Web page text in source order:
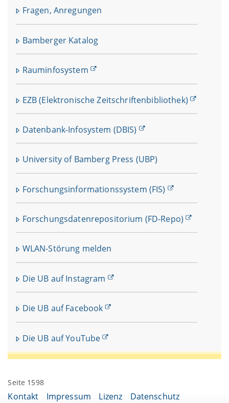
Fragen, Anregungen
Bamberger Katalog
Rauminfosystem
EZB (Elektronische Zeitschriftenbibliothek)
Datenbank-Infosystem (DBIS)
University of Bamberg Press (UBP)
Forschungsinformationssystem (FIS)
Forschungsdatenrepositorium (FD-Repo)
WLAN-Störung melden
Die UB auf Instagram
Die UB auf Facebook
Die UB auf YouTube
Seite 1598
Kontakt Impressum Lizenz Datenschutz